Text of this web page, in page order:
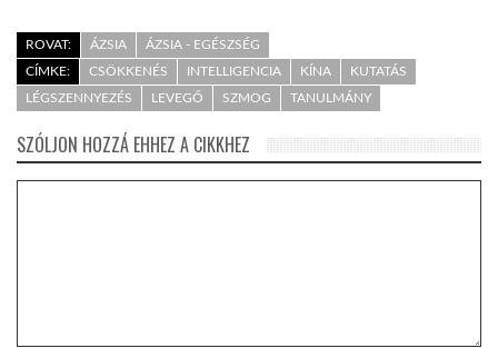
ROVAT: ÁZSIA
ÁZSIA - EGÉSZSÉG
CÍMKE:
CSÖKKENÉS INTELLIGENCIA KÍNA
KUTATÁS
LÉGSZENNYEZÉS
LEVEGŐ SZMOG TANULMÁNY
SZÓLJON HOZZÁ EHHEZ A CIKKHEZ